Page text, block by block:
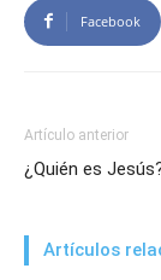
Facebook
Artículo anterior
¿Quién es
Artículos